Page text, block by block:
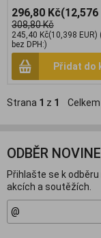
296,80 Kč(12,576
308,80 Kč
245,40 Kč(10,398 EUR)
bez DPH:)
Přidat do
Strana 1 z 1 Celkem
ODBĚR
Přihlašte se k
akcích a soutěžích.